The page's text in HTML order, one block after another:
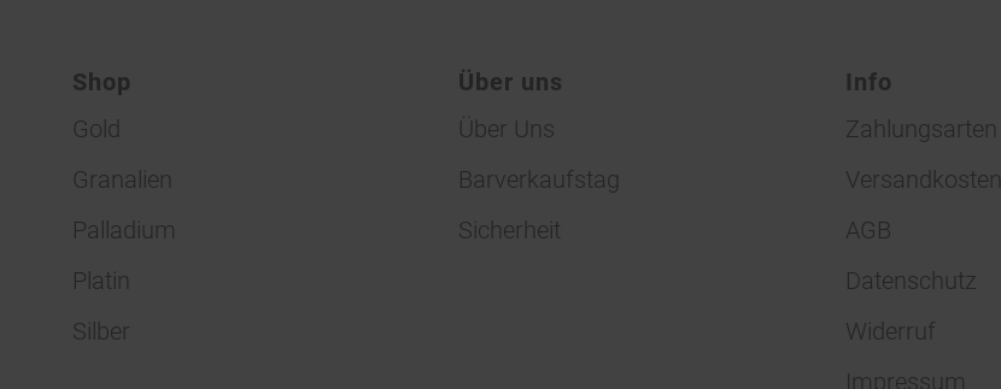
Shop
Gold
Granalien
Palladium
Platin
Silber
Über uns
Über Uns
Barverkaufstag
Sicherheit
Info
Zahlungsarten
Versandkosten
AGB
Datenschutz
Widerruf
Impressum